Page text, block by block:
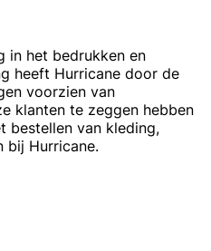
in het bedrukken en
heeft Hurricane door de
voorzien van
klanten te zeggen hebben
bestellen van kleding,
bij Hurricane.